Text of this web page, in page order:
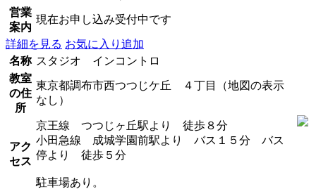
営業
案内
現在お申し込み受付中です
詳細を見る お気に入り追加
名称 スタジオ インコントロ
教室
の住
所
東京都調布市西つつじケ丘 ４丁目（地図の表示
なし）
アク
セス
京王線 つつじヶ丘駅より 徒歩８分
小田急線 成城学園前駅より バス１５分 バス
停より 徒歩５分
駐車場あり。